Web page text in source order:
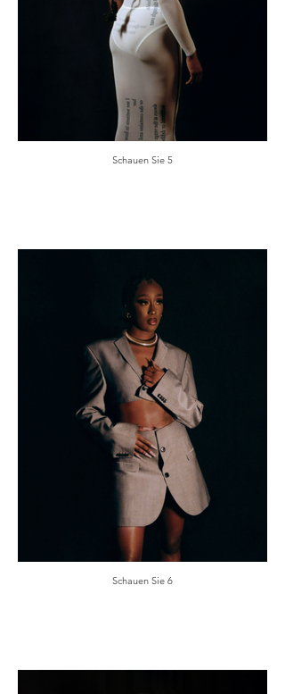
Schauen Sie 5
Schauen Sie 6